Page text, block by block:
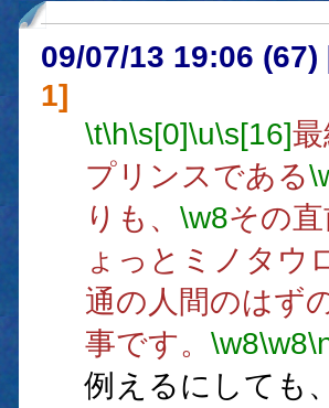
09/07/13 19:06 (67)
1]
\t\h\s[0]\u\s[16]
プリンスである
りも、 \w8その
ょっとミノタウ
通の人間のはず
事です。 \w8\w8
例えるにしても